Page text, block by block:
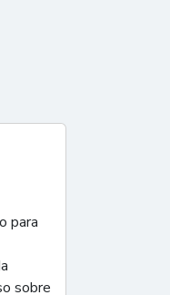
para
sobre